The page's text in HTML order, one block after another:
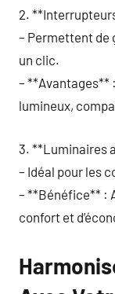
2.
– Permettent de
un clic.
– **Avantages**
lumineux,
3. **Luminaires
– Idéal pour les
– **Bénéfice** :
confort et